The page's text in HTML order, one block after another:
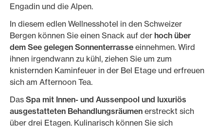
Engadin und die Alpen.
In diesem edlen Wellnesshotel in den Schweizer
Bergen können Sie einen Snack auf der hoch über
dem See gelegen Sonnenterrasse einnehmen. Wird
ihnen irgendwann zu kühl, ziehen Sie um zum
knisternden Kaminfeuer in der Bel Etage und erfreuen
sich am Afternoon Tea.
Das Spa mit Innen- und Aussenpool und luxuriös
ausgestatteten Behandlungsräumen erstreckt sich
über drei Etagen. Kulinarisch können Sie sich